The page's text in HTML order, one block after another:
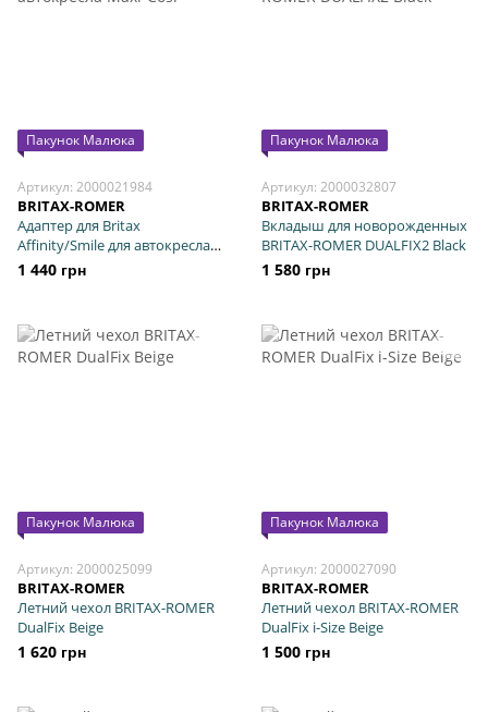
Пакунок Малюка
Артикул: 2000021984
BRITAX-ROMER
Адаптер для Britax
Affinity/Smile для автокресла
Maxi-Cosi
1 440 грн
Пакунок Малюка
Артикул: 2000032807
BRITAX-ROMER
Вкладыш для новорожденных
BRITAX-ROMER DUALFIX2 Black
1 580 грн
Пакунок Малюка
Артикул: 2000025099
BRITAX-ROMER
Летний чехол BRITAX-ROMER
DualFix Beige
1 620 грн
Пакунок Малюка
Артикул: 2000027090
BRITAX-ROMER
Летний чехол BRITAX-ROMER
DualFix i-Size Beige
1 500 грн